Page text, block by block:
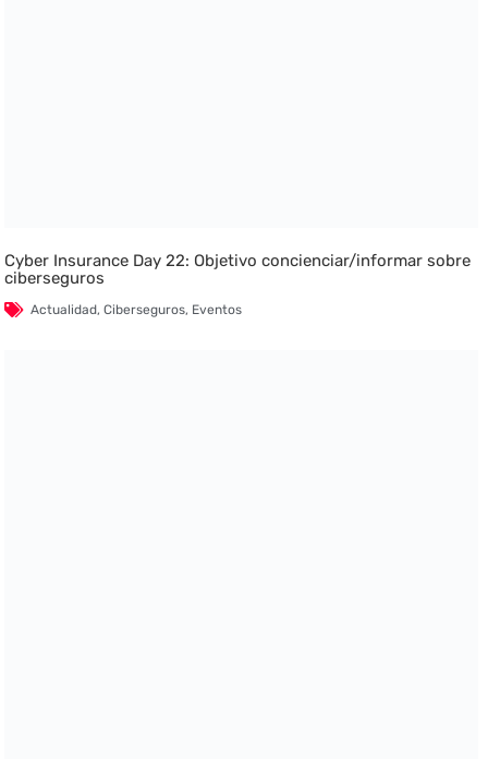
Cyber Insurance Day 22: Objetivo concienciar/informar sobre
ciberseguros
Actualidad,Ciberseguros, Eventos